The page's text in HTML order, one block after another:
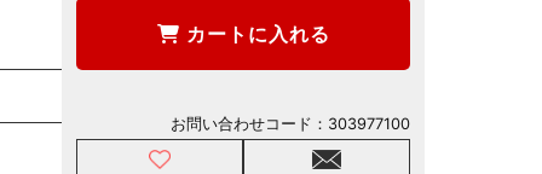
カートに入れる
お問い合わせコード： 303977100